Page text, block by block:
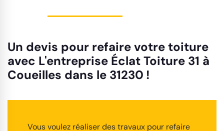
Un devis pour refaire votre toiture
avec L'entreprise Éclat Toiture 31 à
Coueilles dans le 31230 !
Vous voulez réaliser des travaux pour refaire